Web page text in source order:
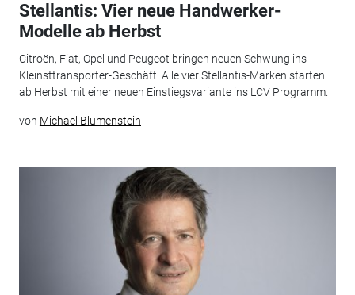
Stellantis: Vier neue Handwerker-
Modelle ab Herbst
Citroën, Fiat, Opel und Peugeot bringen neuen Schwung ins
Kleinsttransporter-Geschäft. Alle vier Stellantis-Marken starten
ab Herbst mit einer neuen Einstiegsvariante ins LCV Programm.
von Michael Blumenstein